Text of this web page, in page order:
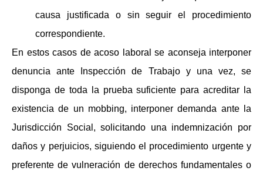
causa justificada o sin seguir el procedimiento
correspondiente.
En estos casos de acoso laboral se aconseja interponer
denuncia ante Inspección de Trabajo y una vez, se
disponga de toda la prueba suficiente para acreditar la
existencia de un mobbing, interponer demanda ante la
Jurisdicción Social, solicitando una indemnización por
daños y perjuicios, siguiendo el procedimiento urgente y
preferente de vulneración de derechos fundamentales o